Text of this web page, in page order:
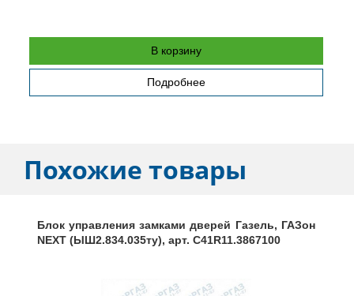
В корзину
Подробнее
Похожие товары
Блок управления замками дверей Газель, ГАЗон
NEXT (ЫШ2.834.035ту), арт. C41R11.3867100